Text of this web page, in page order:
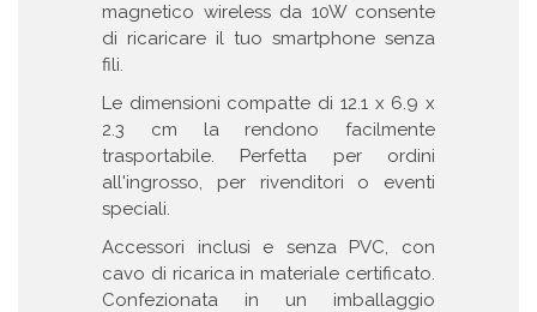
magnetico wireless da 10W consente
di ricaricare il tuo smartphone senza
fili.
Le dimensioni compatte di 12.1 x 6.9 x
2.3 cm la rendono facilmente
trasportabile. Perfetta per ordini
all'ingrosso, per rivenditori o eventi
speciali.
Accessori inclusi e senza PVC, con
cavo di ricarica in materiale certificato.
Confezionata in un imballaggio